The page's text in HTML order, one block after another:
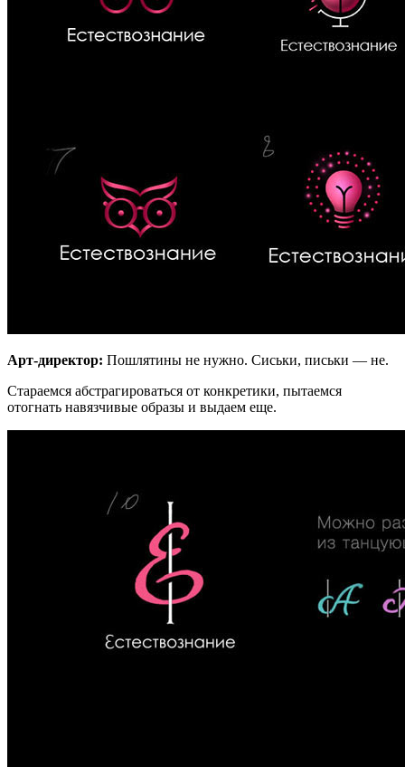
Арт-директор: Пошлятины не нужно. Сиськи, письки — не.
Стараемся абстрагироваться от конкретики, пытаемся
отогнать навязчивые образы и выдаем еще.